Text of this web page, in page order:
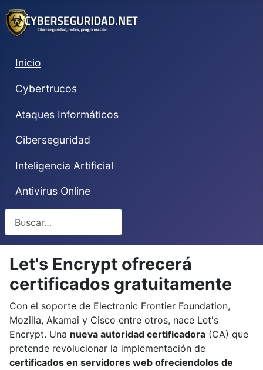
Inicio
Cybertrucos
Ataques Informáticos
Ciberseguridad
Inteligencia Artificial
Antivirus Online
Let's Encrypt ofrecerá
certificados gratuitamente
Con el soporte de Electronic Frontier Foundation,
Mozilla, Akamai y Cisco entre otros, nace Let's
Encrypt. Una nueva autoridad certificadora (CA) que
pretende revolucionar la implementación de
certificados en servidores web ofreciendolos de